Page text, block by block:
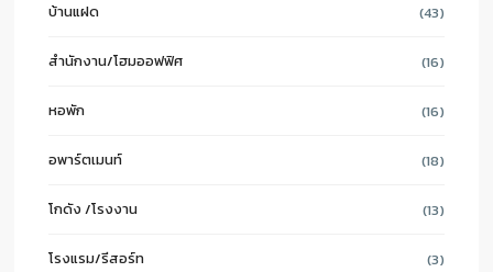
บ้านแฝด (43)
สำนักงาน/โฮมออฟฟิศ (16)
หอพัก (16)
อพาร์ตเมนท์ (18)
โกดัง /โรงงาน (13)
โรงแรม/รีสอร์ท (3)